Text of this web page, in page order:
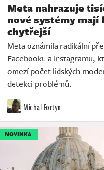
Meta nahrazuje
nové systémy
chytřejší
Meta oznámila radikální
Facebooku a Instagramu,
omezí počet lidských
detekci problémů.
Michal Fortyn
NOVINKA